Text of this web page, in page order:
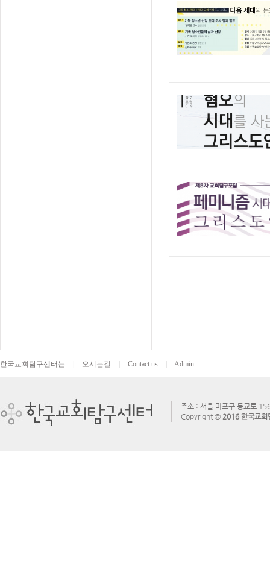
한국교회탐구센터는 오시는길 Contact us Admin
주소 : 서울 마포구 동교로
Copyright © 2016 한국교회